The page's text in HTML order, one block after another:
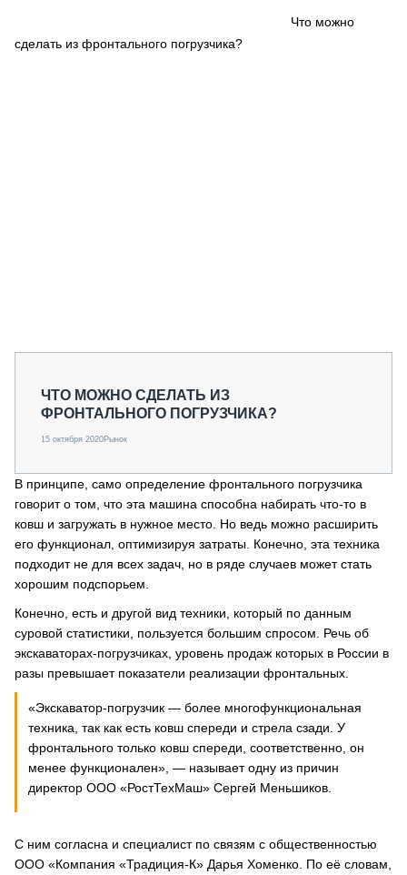
СПЕЦПРОЕКТЫ
Что можно
сделать из фронтального погрузчика?
ЧТО МОЖНО СДЕЛАТЬ ИЗ
ФРОНТАЛЬНОГО ПОГРУЗЧИКА?
15 октября 2020Рынок
В принципе, само определение фронтального погрузчика
говорит о том, что эта машина способна набирать что-то в
ковш и загружать в нужное место. Но ведь можно расширить
его функционал, оптимизируя затраты. Конечно, эта техника
подходит не для всех задач, но в ряде случаев может стать
хорошим подспорьем.
Конечно, есть и другой вид техники, который по данным
суровой статистики, пользуется большим спросом. Речь об
экскаваторах-погрузчиках, уровень продаж которых в России в
разы превышает показатели реализации фронтальных.
«Экскаватор-погрузчик — более многофункциональная
техника, так как есть ковш спереди и стрела сзади. У
фронтального только ковш спереди, соответственно, он
менее функционален», — называет одну из причин
директор ООО «РостТехМаш» Сергей Меньшиков.
С ним согласна и специалист по связям с общественностью
ООО «Компания «Традиция-К» Дарья Хоменко. По её словам,